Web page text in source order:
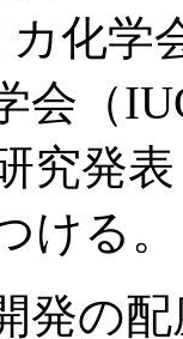
化学
会（
究発
ける。
の配